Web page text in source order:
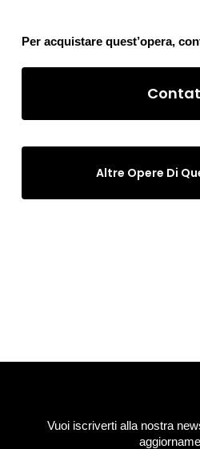
Per acquistare quest’opera,
Altre Opere Di
Vuoi iscriverti alla nostra